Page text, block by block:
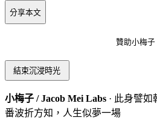
分享本文
贊助小梅子
結束沉浸時光
小梅子 / Jacob Mei Labs · 此身譬
番波折方知，人生似夢一場